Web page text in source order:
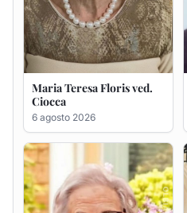
Giovanna Ponsanu Ved.
Decandia
5 agosto 2026